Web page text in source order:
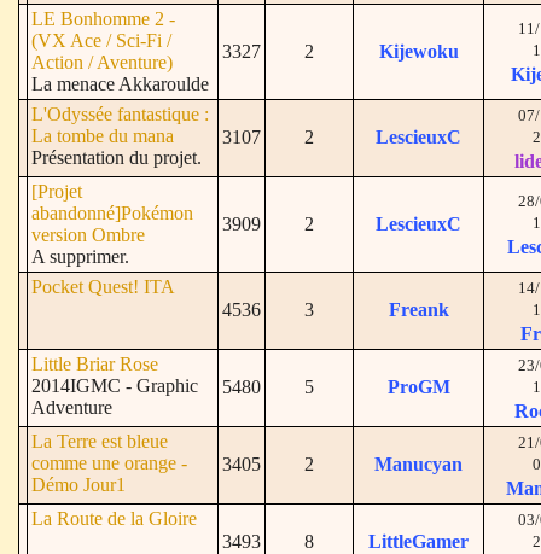
LE Bonhomme 2 -
(VX Ace / Sci-Fi /
Action / Aventure)
La menace Akkaroulde
3327 2 Kijewoku
L'Odyssée fantastique :
La tombe du mana
Présentation du projet.
3107 2 LescieuxC
[Projet
abandonné]Pokémon
version Ombre
A supprimer.
3909 2 LescieuxC
Pocket Quest! ITA
4536
3 Freank
Little Briar Rose
2014IGMC - Graphic
Adventure
5480 5 ProGM
La Terre est bleue
comme une orange -
Démo Jour1
3405 2 Manucyan
La Route de la Gloire
3493
8 LittleGamer